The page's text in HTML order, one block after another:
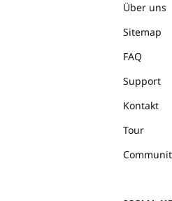
Über uns
Sitemap
FAQ
Support
Kontakt
Tour